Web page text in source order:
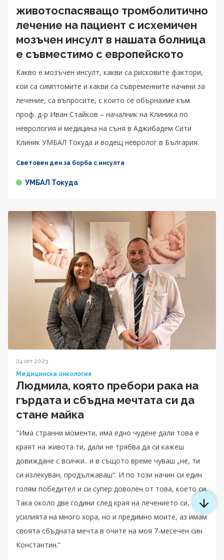
животоспасяващо тромболитично
лечение на пациент с исхемичен
мозъчен инсулт в нашата болница
е съвместимо с европейското
Какво е мозъчен инсулт, какви са рисковите фактори,
кои са симптомите и какви са съвременните начини за
лечение, са въпросите, с които се обърнахме към
проф. д-р Иван Стайков – началник на Клиника по
неврология и медицина на съня в Аджибадем Сити
Клиник УМБАЛ Токуда и водещ невролог в България.
Световен ден за борба с инсулта
УМБАЛ Токуда
24 окт 2023
Медицинска онкология
Людмила, която пребори рака на
гърдата и сбъдна мечтата си да
стане майка
"Има странни моменти, има едно чудене дали това е
краят на живота ти, дали не трябва да си кажеш
довиждане с всички.. и в същото време чуваш „не, ти
си излекуван, продължаваш“. И по този начин си един
голям победител и си супер доволен от това, което си.
Така около две години след края на лечението си, след
усилията на много хора, но и предимно моите, аз имам
своята сбъдната мечта в очите на моя 7-месечен син
Константин.“